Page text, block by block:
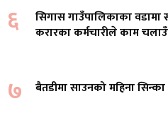
६
सिगास गाउँपालिकाका
करारका कर्मचारीले काम
७ बैतडीमा साउनको महिना